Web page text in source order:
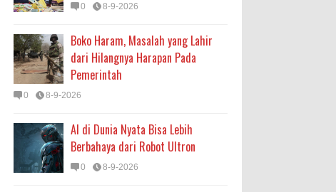
0 8-9-2026
Boko Haram, Masalah yang Lahir
dari Hilangnya Harapan Pada
Pemerintah
0 8-9-2026
AI di Dunia Nyata Bisa Lebih
Berbahaya dari Robot Ultron
0 8-9-2026